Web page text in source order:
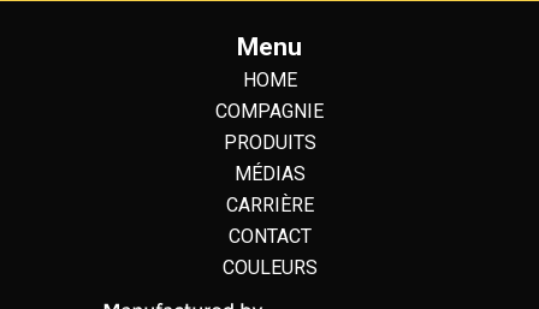
Menu
HOME
COMPAGNIE
PRODUITS
MÉDIAS
CARRIÈRE
CONTACT
COULEURS